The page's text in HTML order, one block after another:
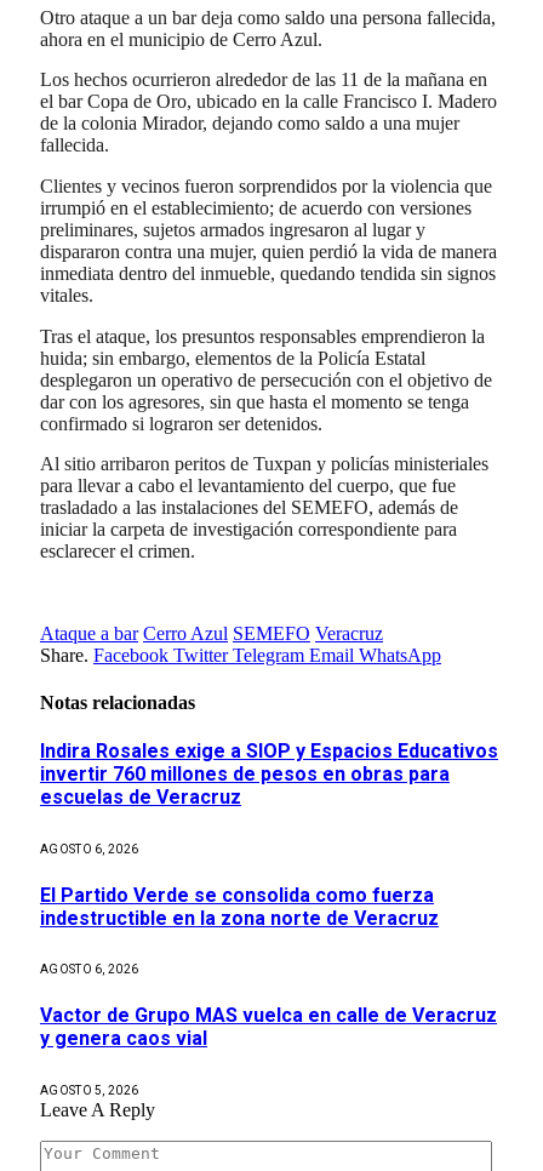
Otro ataque a un bar deja como saldo una persona fallecida,
ahora en el municipio de Cerro Azul.
Los hechos ocurrieron alrededor de las 11 de la mañana en
el bar Copa de Oro, ubicado en la calle Francisco I. Madero
de la colonia Mirador, dejando como saldo a una mujer
fallecida.
Clientes y vecinos fueron sorprendidos por la violencia que
irrumpió en el establecimiento; de acuerdo con versiones
preliminares, sujetos armados ingresaron al lugar y
dispararon contra una mujer, quien perdió la vida de manera
inmediata dentro del inmueble, quedando tendida sin signos
vitales.
Tras el ataque, los presuntos responsables emprendieron la
huida; sin embargo, elementos de la Policía Estatal
desplegaron un operativo de persecución con el objetivo de
dar con los agresores, sin que hasta el momento se tenga
confirmado si lograron ser detenidos.
Al sitio arribaron peritos de Tuxpan y policías ministeriales
para llevar a cabo el levantamiento del cuerpo, que fue
trasladado a las instalaciones del SEMEFO, además de
iniciar la carpeta de investigación correspondiente para
esclarecer el crimen.
Ataque a bar Cerro Azul SEMEFO Veracruz
Share. Facebook Twitter Telegram Email WhatsApp
Notas relacionadas
Indira Rosales exige a SIOP y Espacios Educativos
invertir 760 millones de pesos en obras para
escuelas de Veracruz
AGOSTO 6, 2026
El Partido Verde se consolida como fuerza
indestructible en la zona norte de Veracruz
AGOSTO 6, 2026
Vactor de Grupo MAS vuelca en calle de Veracruz
y genera caos vial
AGOSTO 5, 2026
Leave A Reply